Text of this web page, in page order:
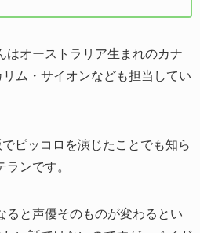
はオーストラリア生まれのカナ
ム・サイオンなども担当してい
ピッコロを演じたことでも知ら
ンです。
ると声優そのものが変わるとい